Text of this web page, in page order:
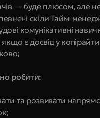
— буде плюсом, але
скіли Тайм-
комунікативні
є досвід у
робити:
та розвивати